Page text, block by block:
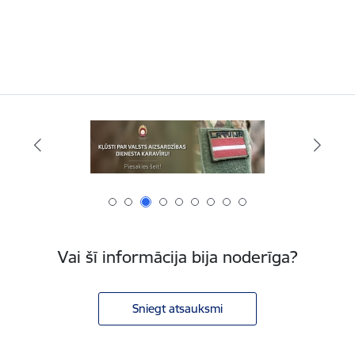
Vai šī informācija bija noderīga?
Sniegt atsauksmi